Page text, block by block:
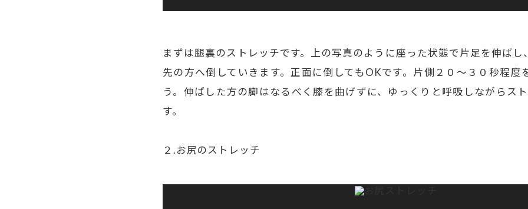
まずは腿裏のストレッチです。上の写真のように座った状態で片足を伸ばし
先の方へ倒していきます。正面に倒してもOKです。片側２０〜３０秒程度
う。伸ばした方の脚はなるべく膝を曲げずに、ゆっくりと呼吸しながらス
す。
２.お尻のストレッチ